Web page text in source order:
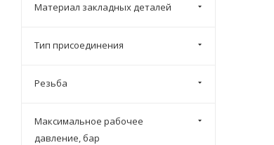
Пресс-фитинг
шва
Скоба для крепления трубы
Материал закладных деталей
Тип присоединения
Резьба
Максимальное рабочее
давление, бар